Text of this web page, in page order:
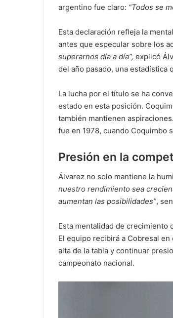
argentino fue claro: “Todos se
Esta declaración refleja la
antes que especular sobre los
superarnos día a día”, explicó
del año pasado, una estadística
La lucha por el título se ha
estado en esta posición.
también mantienen
fue en 1978, cuando Coquimbo
Presión en la
Álvarez no solo mantiene la
nuestro rendimiento sea
aumentan las posibilidades”,
Esta mentalidad de crecimiento
El equipo recibirá a Cobresal
alta de la tabla y continuar
campeonato nacional.